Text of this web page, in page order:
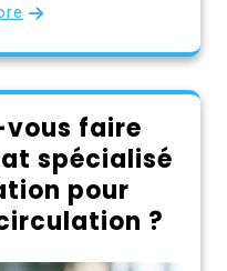
faire
spécialisé
pour
?